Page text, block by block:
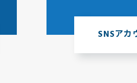
SNSアカ